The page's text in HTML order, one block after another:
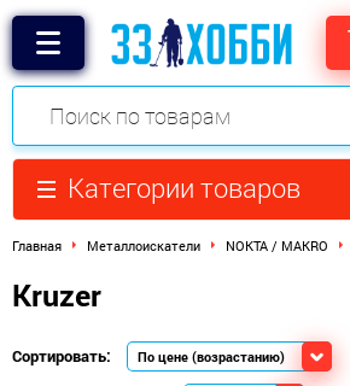
Категории товаров
Главная Металлоискатели NOKTA / MAKRO
Kruzer
Сортировать: